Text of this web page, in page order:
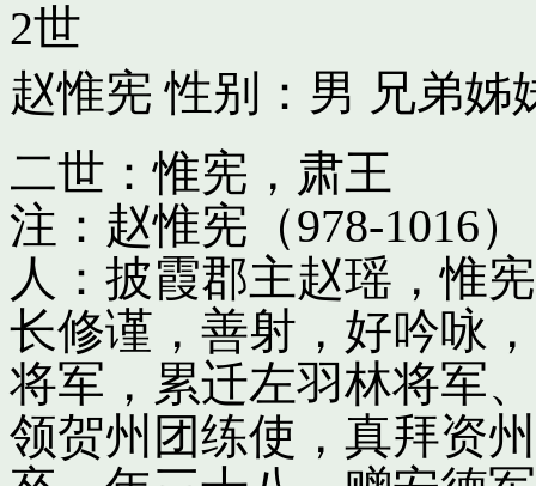
2世
赵惟宪 性别：男 兄弟姊
二世：惟宪，肃王
注：赵惟宪（978-1016
人：披霞郡主赵瑶，惟
长修谨，善射，好吟咏
将军，累迁左羽林将军
领贺州团练使，真拜资